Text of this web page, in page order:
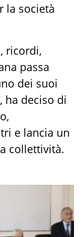
la società
ricordi,
passa
dei suoi
ha deciso di
e lancia un
collettività.